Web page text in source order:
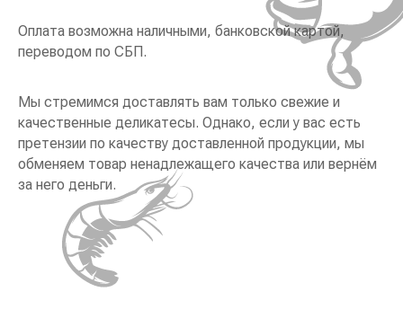
Оплата возможна наличными, банковской картой,
переводом по СБП.
Мы стремимся доставлять вам только свежие и
качественные деликатесы. Однако, если у вас есть
претензии по качеству доставленной продукции, мы
обменяем товар ненадлежащего качества или вернём
за него деньги.